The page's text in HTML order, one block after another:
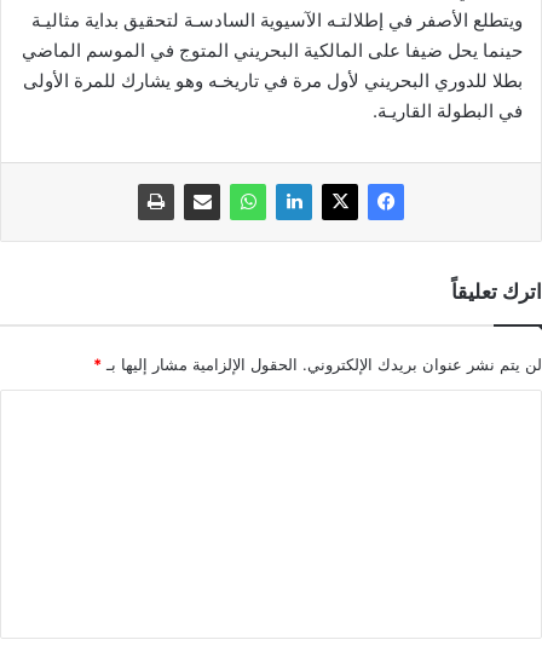
ويتطلع الأصفر في إطلالتـه الآسيوية السادسـة لتحقيق بداية مثاليـة
حينما يحل ضيفا على المالكية البحريني المتوج في الموسم الماضي
بطلا للدوري البحريني لأول مرة في تاريخـه وهو يشارك للمرة الأولى
في البطولة القاريـة.
اترك تعليقاً
لن يتم نشر عنوان بريدك الإلكتروني. الحقول الإلزامية مشار إليها بـ *